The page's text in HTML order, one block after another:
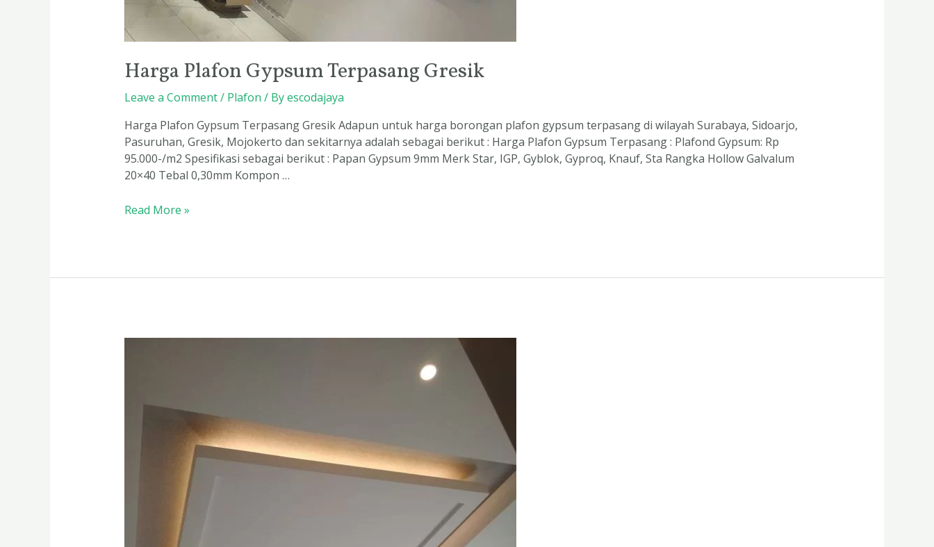
Harga Plafon Gypsum Terpasang Gresik
Leave a Comment/ Plafon / Byescodajaya
Harga Plafon Gypsum Terpasang Gresik Adapun untuk harga borongan plafon gypsum terpasang di wilayah Surabaya, Sidoarjo,
Pasuruhan, Gresik, Mojokerto dan sekitarnya adalah sebagai berikut : Harga Plafon Gypsum Terpasang : Plafond Gypsum: Rp
95.000-/m2 Spesifikasi sebagai berikut : Papan Gypsum 9mm Merk Star, IGP, Gyblok, Gyproq, Knauf, Sta Rangka Hollow Galvalum
20×40 Tebal 0,30mm Kompon …
Read More »